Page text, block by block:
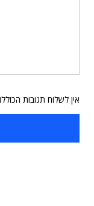
אין לשלוח תגובות